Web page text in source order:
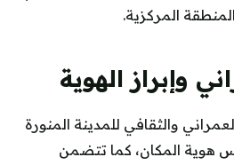
المركزية.
وإبراز الهوية
والثقافي للمدينة المنورة
هوية المكان، كما تتضمن